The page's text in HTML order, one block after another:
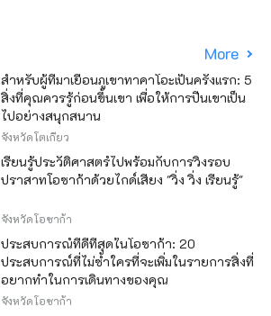
More
สำหรับผู้ที่มาเยือนภูเขาทาคาโอะเป็นครั้งแรก: 5
สิ่งที่คุณควรรู้ก่อนขึ้นเขา เพื่อให้การปีนเขาเป็น
ไปอย่างสนุกสนาน
จังหวัดโตเกียว
เรียนรู้ประวัติศาสตร์ไปพร้อมกับการวิ่งรอบ
ปราสาทโอซาก้าด้วยไกด์เสียง "วิ่ง วิ่ง เรียนรู้"
จังหวัดโอซาก้า
ประสบการณ์ที่ดีที่สุดในโอซาก้า: 20
ประสบการณ์ที่ไม่ซ้ำใครที่จะเพิ่มในรายการสิ่งที่
อยากทำในการเดินทางของคุณ
จังหวัดโอซาก้า